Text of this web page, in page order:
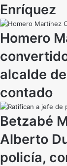
Enríquez
Homero
alcalde
contado
Betzabé
Alberto
policía,